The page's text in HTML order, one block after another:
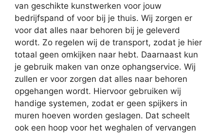
van geschikte kunstwerken voor jouw
bedrijfspand of voor bij je thuis. Wij zorgen er
voor dat alles naar behoren bij je geleverd
wordt. Zo regelen wij de transport, zodat je hier
totaal geen omkijken naar hebt. Daarnaast kun
je gebruik maken van onze ophangservice. Wij
zullen er voor zorgen dat alles naar behoren
opgehangen wordt. Hiervoor gebruiken wij
handige systemen, zodat er geen spijkers in
muren hoeven worden geslagen. Dat scheelt
ook een hoop voor het weghalen of vervangen